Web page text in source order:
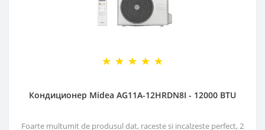
Кондиционер Midea AG11A-12HRDN8I - 12000 BTU
Foarte multumit de produsul dat, raceste si incalzeste perfect, 2